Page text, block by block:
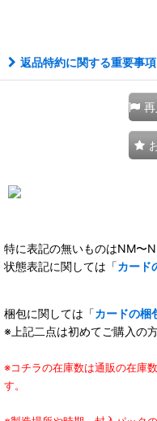
返品特約に関する重要事項
特に表記の無いものはNM〜
状態表記に関しては「カード
梱包に関しては「カードの梱
※上記二点は初めてご購入の
※コチラの在庫数は通販の在庫
す。